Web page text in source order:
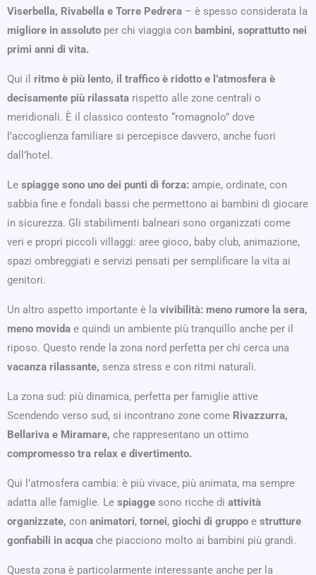
Viserbella, Rivabella e Torre Pedrera – è spesso considerata la
migliore in assoluto per chi viaggia con bambini, soprattutto nei
primi anni di vita.
Qui il ritmo è più lento, il traffico è ridotto e l’atmosfera è
decisamente più rilassata rispetto alle zone centrali o
meridionali. È il classico contesto “romagnolo” dove
l’accoglienza familiare si percepisce davvero, anche fuori
dall’hotel.
Le spiagge sono uno dei punti di forza: ampie, ordinate, con
sabbia fine e fondali bassi che permettono ai bambini di giocare
in sicurezza. Gli stabilimenti balneari sono organizzati come
veri e propri piccoli villaggi: aree gioco, baby club, animazione,
spazi ombreggiati e servizi pensati per semplificare la vita ai
genitori.
Un altro aspetto importante è la vivibilità: meno rumore la sera,
meno movida e quindi un ambiente più tranquillo anche per il
riposo. Questo rende la zona nord perfetta per chi cerca una
vacanza rilassante, senza stress e con ritmi naturali.
La zona sud: più dinamica, perfetta per famiglie attive
Scendendo verso sud, si incontrano zone come Rivazzurra,
Bellariva e Miramare, che rappresentano un ottimo
compromesso tra relax e divertimento.
Qui l’atmosfera cambia: è più vivace, più animata, ma sempre
adatta alle famiglie. Le spiagge sono ricche di attività
organizzate, con animatori, tornei, giochi di gruppo e strutture
gonfiabili in acqua che piacciono molto ai bambini più grandi.
Questa zona è particolarmente interessante anche per la